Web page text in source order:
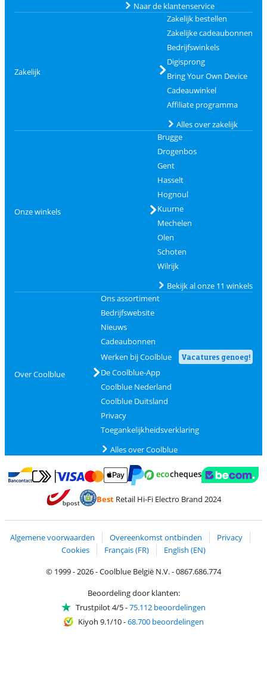
Naar de klantenservice
Zakelijk
Zakelijk bestellen
Zakelijke cadeaubonnen
Bedrijfswinkels
Digisprong
Bring Your Own Device
Cadeauwinkel
Affiliate programma
Alles over zakelijk
Onze winkels
Brugge
Drogenbos
Gent
Hasselt
Hognoul
Kuurne
Mechelen
Olen
Schoten
Wilrijk
Bekijk al onze 11 winkels
Over Coolblue
Ons assortiment
Bedrijfswebsite
Nieuws
Cadeaubonnen
Werken bij Coolblue
Vacatures genoeg!
De Coolblue-App
Coolblue Nederland
Coolblue Duitsland
Privacy
Toegankelijkheidsverklaring
Alles over Coolblue
Betalen met Bancontact
Betalen met MasterCard en Visa via ClickToPay
Betalen met PayPal
BestRetail Hi-Fi Electro Brand 2024
Algemene voorwaarden Overeenkomst ontbinden
Privacy
Cookies
Français (FR)
English (EN)
© 1999 - 2026 - Coolblue België N.V. - 0867.686.774
Beoordeling door klanten:
Trustpilot 4/5-75.112 beoordelingen
Kiyoh 9.1/10-68.700 beoordelingen